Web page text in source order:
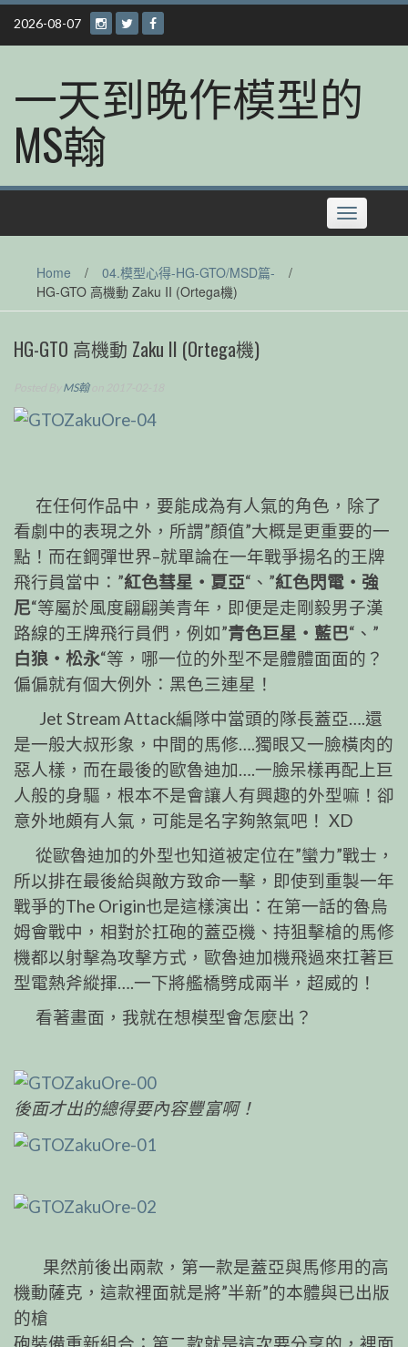
Skip
content
2026-08-07
一天到晚作模型的
MS翰
Toggle
navigation
Home / 04.模型心得-HG-GTO/MSD篇-
/
HG-GTO 高機動 Zaku II (Ortega機)
HG-GTO 高機動 Zaku II (Ortega機)
MS翰on 2017-02-18
在任何作品中，要能成為有人氣的角色，除了
看劇中的表現之外，所謂”顏值”大概是更重要的一
點！而在鋼彈世界–就單論在一年戰爭揚名的王牌
飛行員當中：”紅色彗星‧夏亞“、”紅色閃電‧強
尼“等屬於風度翩翩美青年，即便是走剛毅男子漢
路線的王牌飛行員們，例如”青色巨星‧藍巴“、”
白狼‧松永“等，哪一位的外型不是體體面面的？
偏偏就有個大例外：黑色三連星！
Jet Stream Attack編隊中當頭的隊長蓋亞….還
是一般大叔形象，中間的馬修….獨眼又一臉橫肉的
惡人樣，而在最後的歐魯迪加….一臉呆樣再配上巨
人般的身驅，根本不是會讓人有興趣的外型嘛！卻
意外地頗有人氣，可能是名字夠煞氣吧！ XD
從歐魯迪加的外型也知道被定位在”蠻力”戰士，
所以排在最後給與敵方致命一擊，即使到重製一年
戰爭的The Origin也是這樣演出：在第一話的魯烏
姆會戰中，相對於扛砲的蓋亞機、持狙擊槍的馬修
機都以射擊為攻擊方式，歐魯迪加機飛過來扛著巨
型電熱斧縱揮….一下將艦橋劈成兩半，超威的！
看著畫面，我就在想模型會怎麼出？
後面才出的總得要內容豐富啊！
果然前後出兩款，第一款是蓋亞與馬修用的高
機動薩克，這款裡面就是將”半新”的本體與已出版
的槍